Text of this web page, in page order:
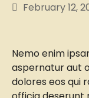
February 12,
Nemo enim
aspernatur aut
dolores eos qui